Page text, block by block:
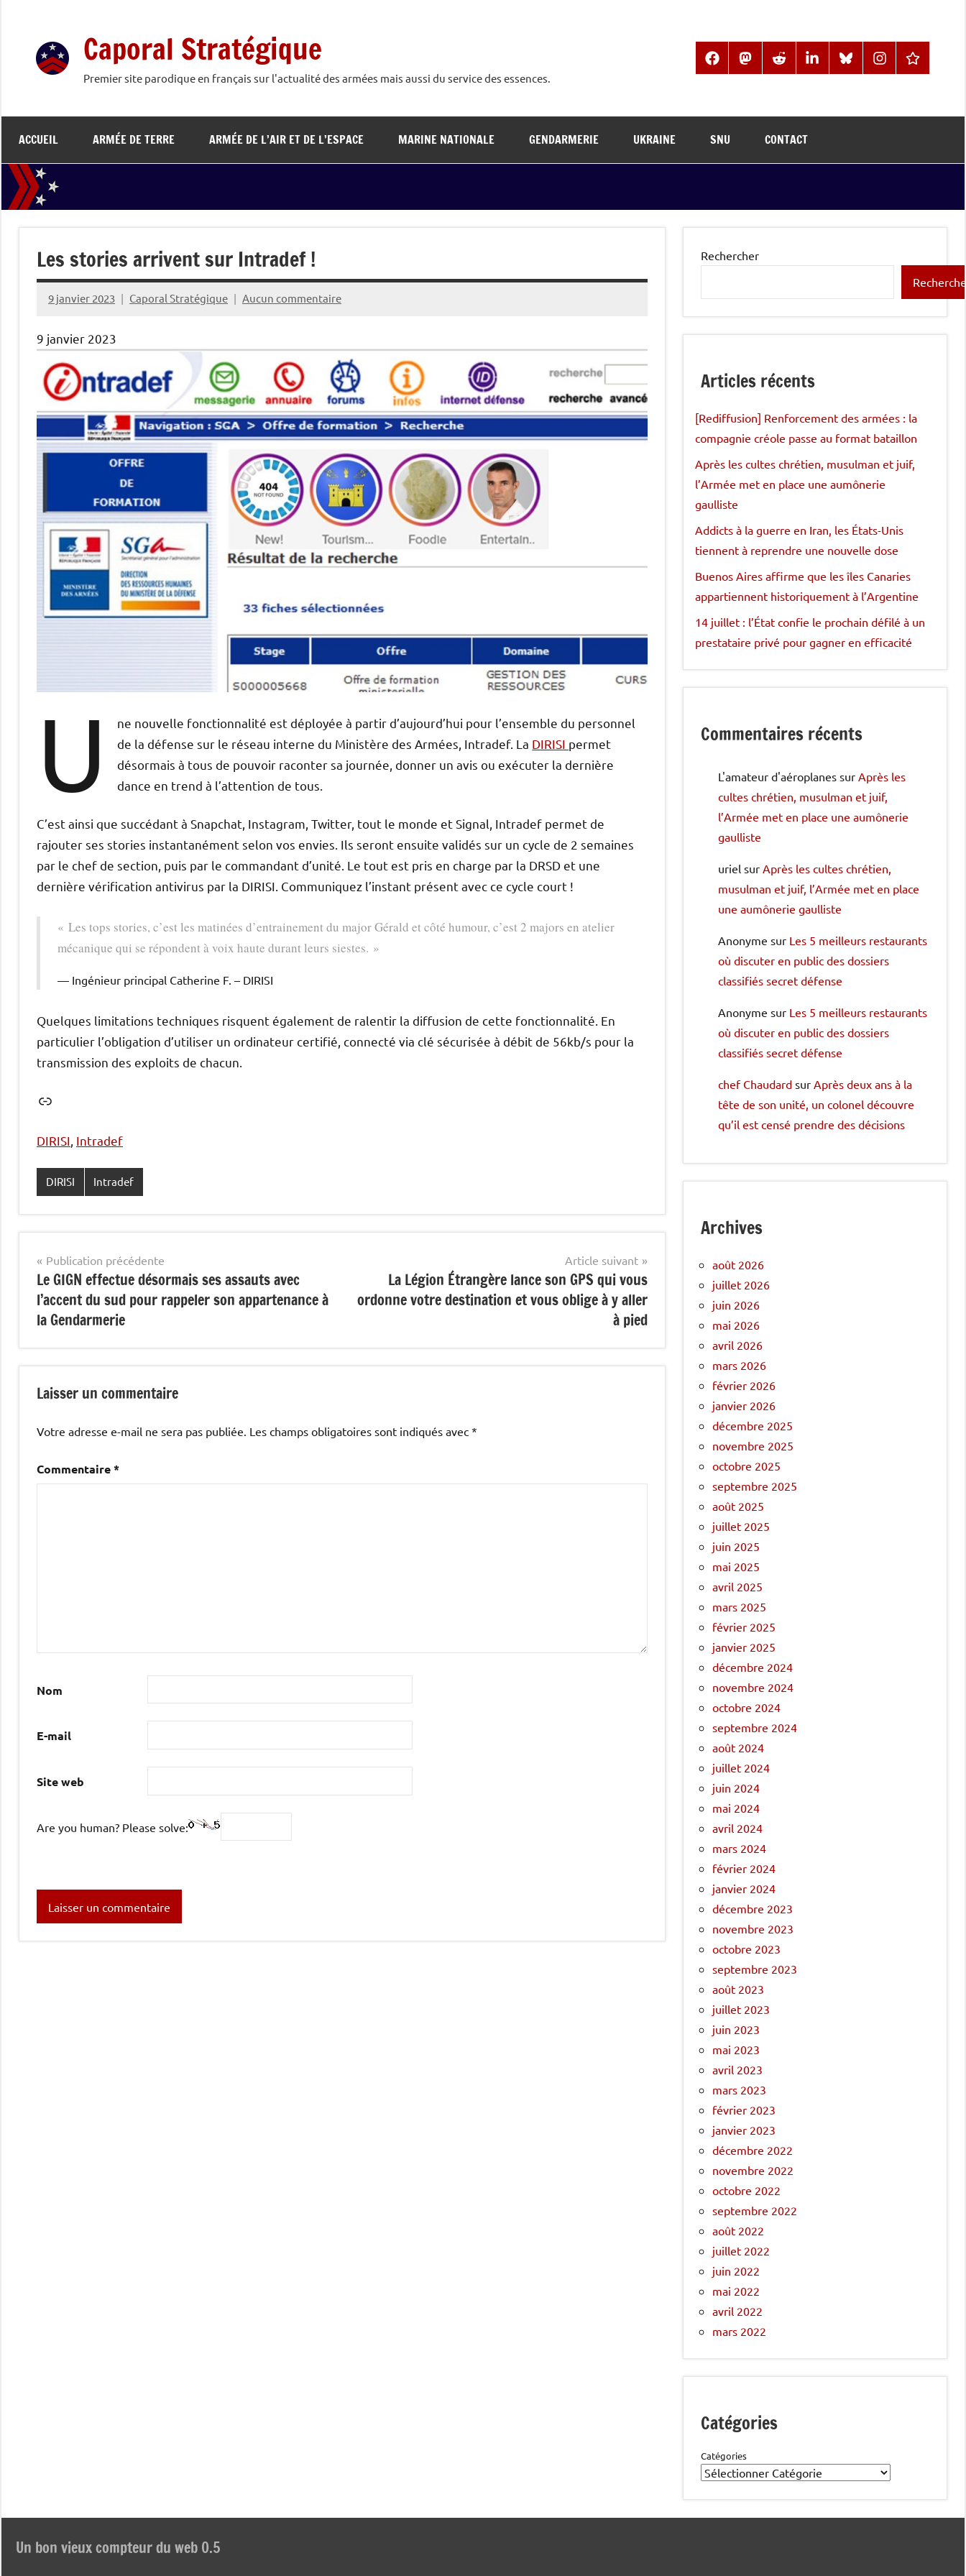
contenu
Caporal Stratégique
Premier site parodique en français sur l'actualité des armées mais aussi du service des essences.
FacebookMastodonReddit LinkedInBlueSkyInstagramThreads
ACCUEIL ARMÉE DE TERRE ARMÉE DE L’AIR ET DE L’ESPACE MARINE NATIONALE GENDARMERIE UKRAINE SNU CONTACT
Les stories arrivent sur Intradef !
9 janvier 2023 Caporal Stratégique Aucun commentaire
9 janvier 2023
U
ne nouvelle fonctionnalité est déployée à partir d’aujourd’hui pour l’ensemble du personnel
de la défense sur le réseau interne du Ministère des Armées, Intradef. La DIRISI permet
désormais à tous de pouvoir raconter sa journée, donner un avis ou exécuter la dernière
dance en trend à l’attention de tous.
C’est ainsi que succédant à Snapchat, Instagram, Twitter, tout le monde et Signal, Intradef permet de
rajouter ses stories instantanément selon vos envies. Ils seront ensuite validés sur un cycle de 2 semaines
par le chef de section, puis par le commandant d’unité. Le tout est pris en charge par la DRSD et une
dernière vérification antivirus par la DIRISI. Communiquez l’instant présent avec ce cycle court !
« Les tops stories, c’est les matinées d’entrainement du major Gérald et côté humour, c’est 2 majors en atelier
mécanique qui se répondent à voix haute durant leurs siestes. »
Ingénieur principal Catherine F. – DIRISI
Quelques limitations techniques risquent également de ralentir la diffusion de cette fonctionnalité. En
particulier l’obligation d’utiliser un ordinateur certifié, connecté via clé sécurisée à débit de 56kb/s pour la
transmission des exploits de chacun.
Lien
DIRISI Intradef
DIRISI Intradef
Navigation
de
l’article
Publication précédente
Le GIGN effectue désormais ses assauts avec
l’accent du sud pour rappeler son appartenance à
la Gendarmerie
Article suivant
La Légion Étrangère lance son GPS qui vous
ordonne votre destination et vous oblige à y aller
à pied
Laisser un commentaire
Votre adresse e-mail ne sera pas publiée. Les champs obligatoires sont indiqués avec *
Commentaire*
Nom
E-mail
Site web
Are you human? Please solve:
Rechercher
Articles récents
[Rediffusion] Renforcement des armées : la
compagnie créole passe au format bataillon
Après les cultes chrétien, musulman et juif,
l’Armée met en place une aumônerie
gaulliste
Addicts à la guerre en Iran, les États-Unis
tiennent à reprendre une nouvelle dose
Buenos Aires affirme que les îles Canaries
appartiennent historiquement à l’Argentine
14 juillet : l’État confie le prochain défilé à un
prestataire privé pour gagner en efficacité
Commentaires récents
L'amateur d'aéroplanes sur Après les
cultes chrétien, musulman et juif,
l’Armée met en place une aumônerie
gaulliste
uriel sur Après les cultes chrétien,
musulman et juif, l’Armée met en place
une aumônerie gaulliste
Anonyme sur Les 5 meilleurs restaurants
où discuter en public des dossiers
classifiés secret défense
Anonyme sur Les 5 meilleurs restaurants
où discuter en public des dossiers
classifiés secret défense
chef Chaudard sur Après deux ans à la
tête de son unité, un colonel découvre
qu’il est censé prendre des décisions
Archives
août 2026
juillet 2026
juin 2026
mai 2026
avril 2026
mars 2026
février 2026
janvier 2026
décembre 2025
novembre 2025
octobre 2025
septembre 2025
août 2025
juillet 2025
juin 2025
mai 2025
avril 2025
mars 2025
février 2025
janvier 2025
décembre 2024
novembre 2024
octobre 2024
septembre 2024
août 2024
juillet 2024
juin 2024
mai 2024
avril 2024
mars 2024
février 2024
janvier 2024
décembre 2023
novembre 2023
octobre 2023
septembre 2023
août 2023
juillet 2023
juin 2023
mai 2023
avril 2023
mars 2023
février 2023
janvier 2023
décembre 2022
novembre 2022
octobre 2022
septembre 2022
août 2022
juillet 2022
juin 2022
mai 2022
avril 2022
mars 2022
Catégories
Catégories
Un bon vieux compteur du web 0.5